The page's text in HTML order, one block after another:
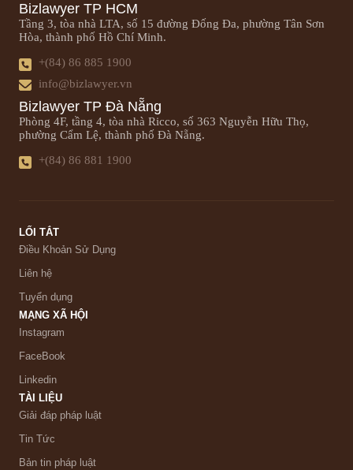
Bizlawyer TP HCM
Tầng 3, tòa nhà LTA, số 15 đường Đống Đa, phường Tân Sơn
Hòa, thành phố Hồ Chí Minh.
+(84) 86 885 1900
info@bizlawyer.vn
Bizlawyer TP Đà Nẵng
Phòng 4F, tầng 4, tòa nhà Ricco, số 363 Nguyễn Hữu Thọ,
phường Cẩm Lệ, thành phố Đà Nẵng.
+(84) 86 881 1900
LỐI TẮT
Điều Khoản Sử Dụng
Liên hệ
Tuyển dụng
MẠNG XÃ HỘI
Instagram
FaceBook
Linkedin
TÀI LIỆU
Giải đáp pháp luật
Tin Tức
Bản tin pháp luật